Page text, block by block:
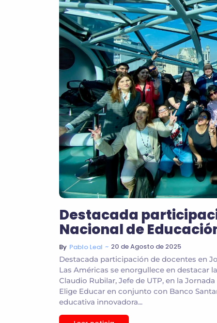
Destacada
Nacional de
By Pablo Leal ~ 20 de Agosto de 2025
Destacada participación de docentes en
Las Américas se enorgullece en destacar
Claudio Rubilar, Jefe de UTP, en la
Elige Educar en conjunto con Banco
educativa innovadora...